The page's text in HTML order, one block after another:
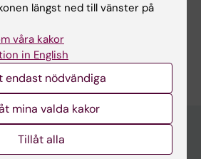
längst ned till vänster på
våra kakor
in English
endast nödvändiga
mina valda kakor
Tillåt alla